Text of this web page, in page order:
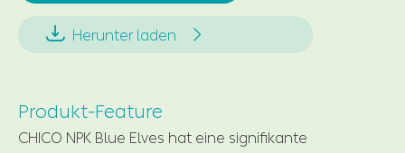
 Herunter laden 
Produkt-Feature
CHICO NPK Blue Elves hat eine signifikante